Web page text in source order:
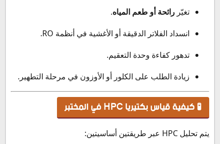
تغيّر رائحة أو طعم المياه.
انسداد الفلاتر الدقيقة أو الأغشية في أنظمة RO.
تدهور كفاءة وحدة التعقيم.
زيادة الطلب على الكلور أو الأوزون في مرحلة التطهير.
🧪 كيفية قياس بكتيريا HPC في المختبر
يتم تحليل HPC عبر طريقتين أساسيتين: